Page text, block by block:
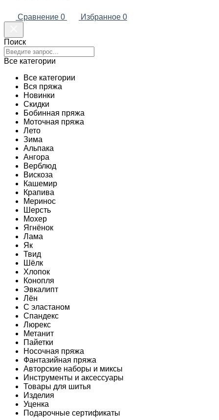
Сравнение 0 Избранное 0
Поиск
Все категории
Все категории
Вся пряжа
Новинки
Скидки
Бобинная пряжа
Моточная пряжа
Лето
Зима
Альпака
Ангора
Верблюд
Вискоза
Кашемир
Крапива
Меринос
Шерсть
Мохер
Ягнёнок
Лама
Як
Твид
Шёлк
Хлопок
Конопля
Эвкалипт
Лён
C эластаном
Спандекс
Люрекс
Метанит
Пайетки
Носочная пряжа
Фантазийная пряжа
Авторские наборы и миксы
Инструменты и аксессуары
Товары для шитья
Изделия
Уценка
Подарочные сертификаты